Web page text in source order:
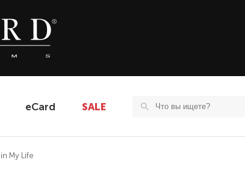
eCard SALE
My Life